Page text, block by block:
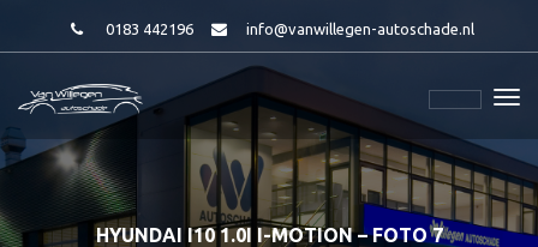
0183 442196 info@vanwillegen-autoschade.nl
HYUNDAI I10 1.0I I-MOTION – FOTO 7